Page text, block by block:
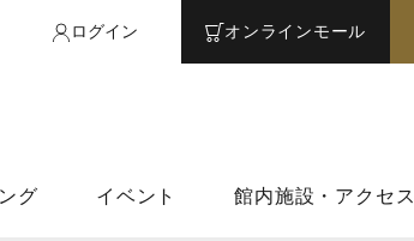
ログイン オンライン モール
グ イベント 館内施設・アクセス